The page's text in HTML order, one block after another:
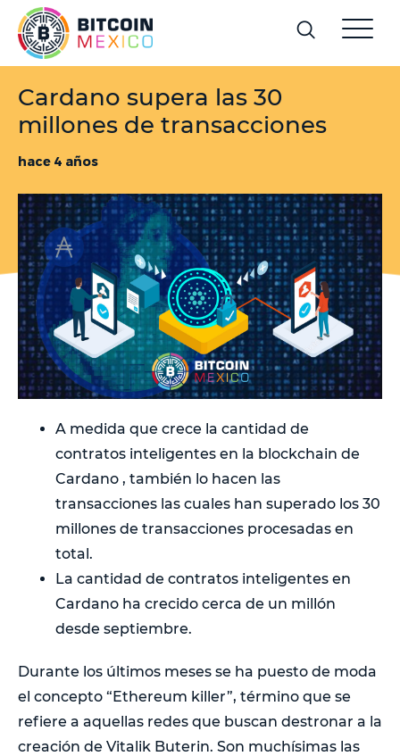
Cardano supera las 30
millones de transacciones
hace 4 años
A medida que crece la cantidad de
contratos inteligentes en la blockchain de
Cardano , también lo hacen las
transacciones las cuales han superado los 30
millones de transacciones procesadas en
total.
La cantidad de contratos inteligentes en
Cardano ha crecido cerca de un millón
desde septiembre.
Durante los últimos meses se ha puesto de moda
el concepto “Ethereum killer”, término que se
refiere a aquellas redes que buscan destronar a la
creación de Vitalik Buterin. Son muchísimas las